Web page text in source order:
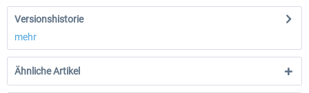
Versionshistorie
mehr
Ähnliche Artikel